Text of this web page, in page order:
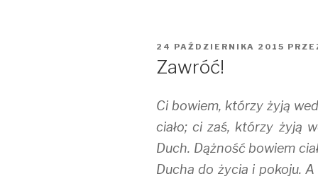
OPUBLIKOWANE
24 PAŹDZIERNIKA 2015
Zawróć!
Ci bowiem, którzy żyją
ciało; ci zaś, którzy żyją
Duch. Dążność bowiem
Ducha do życia i pokoju.